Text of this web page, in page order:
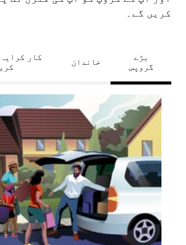
کریں گے۔
بڑے
گروپس
خاندان
کار